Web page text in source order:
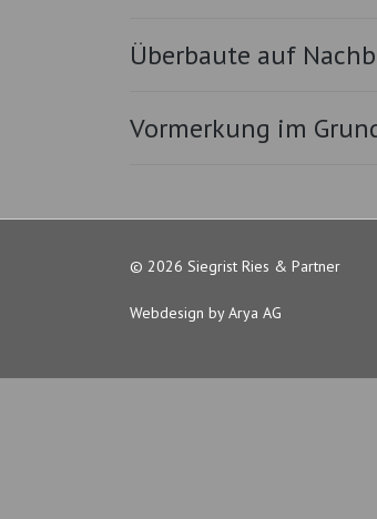
Überbaute auf
Vormerkung im
© 2026 Siegrist Ries & Partner
Webdesign by Arya AG